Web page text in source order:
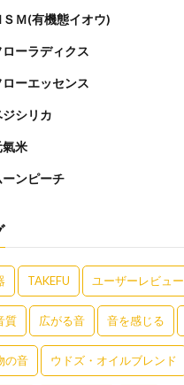
ＳＭ(有機態イオウ)
ローラディクス
ローエッセンス
ジシリカ
氣米
ーンピーチ
TAKEFU ユーザーレビュー
質 広がる音 音を感じる
の音 ウドズ・オイルブレンド